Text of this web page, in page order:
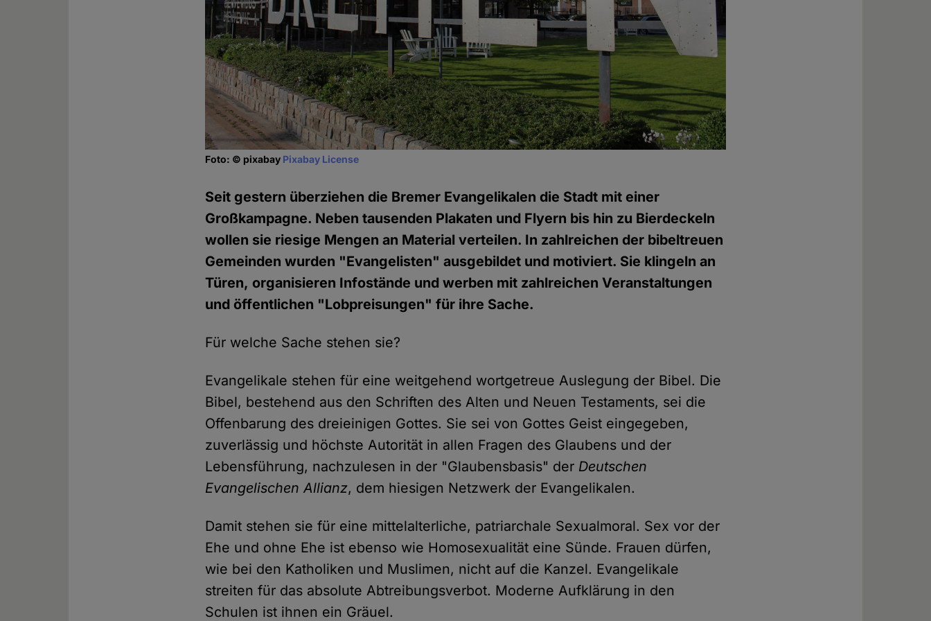
Foto: © pixabay Pixabay License
Seit gestern überziehen die Bremer Evangelikalen die Stadt mit einer
Großkampagne. Neben tausenden Plakaten und Flyern bis hin zu Bierdeckeln
wollen sie riesige Mengen an Material verteilen. In zahlreichen der bibeltreuen
Gemeinden wurden "Evangelisten" ausgebildet und motiviert. Sie klingeln an
Türen, organisieren Infostände und werben mit zahlreichen Veranstaltungen
und öffentlichen "Lobpreisungen" für ihre Sache.
Für welche Sache stehen sie?
Evangelikale stehen für eine weitgehend wortgetreue Auslegung der Bibel. Die
Bibel, bestehend aus den Schriften des Alten und Neuen Testaments, sei die
Offenbarung des dreieinigen Gottes. Sie sei von Gottes Geist eingegeben,
zuverlässig und höchste Autorität in allen Fragen des Glaubens und der
Lebensführung, nachzulesen in der "Glaubensbasis" der Deutschen
Evangelischen Allianz, dem hiesigen Netzwerk der Evangelikalen.
Damit stehen sie für eine mittelalterliche, patriarchale Sexualmoral. Sex vor der
Ehe und ohne Ehe ist ebenso wie Homosexualität eine Sünde. Frauen dürfen,
wie bei den Katholiken und Muslimen, nicht auf die Kanzel. Evangelikale
streiten für das absolute Abtreibungsverbot. Moderne Aufklärung in den
Schulen ist ihnen ein Gräuel.